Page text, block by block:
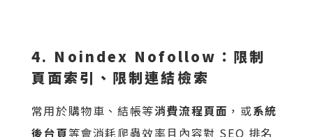
4. Noindex Nofollow：限制
頁面索引、限制連結檢索
常用於購物車、結帳等消費流程頁面 ，或系統
後台頁等會消耗爬蟲效率且內容對 SEO 排名